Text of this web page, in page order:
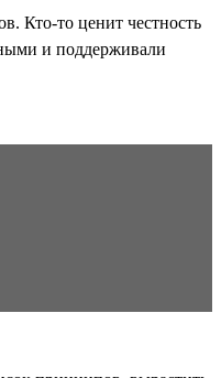
Кто-то ценит честность
и поддерживали